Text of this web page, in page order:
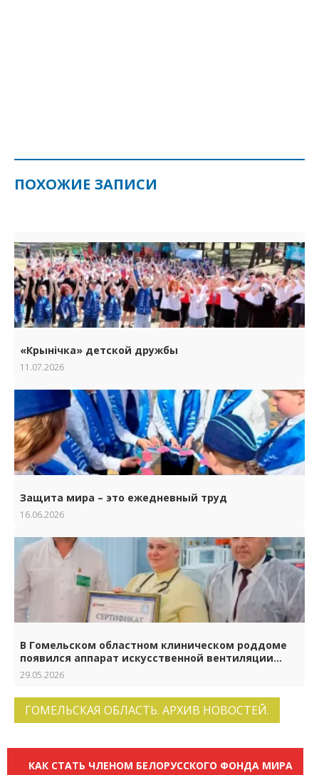
ПОХОЖИЕ ЗАПИСИ
«Крынічка» детской дружбы
11.07.2026
Защита мира – это ежедневный труд
16.06.2026
В Гомельском областном клиническом роддоме
появился аппарат искусственной вентиляции
лёгких нового поколения
29.05.2026
ГОМЕЛЬСКАЯ ОБЛАСТЬ. АРХИВ НОВОСТЕЙ.
КАК СТАТЬ ЧЛЕНОМ БЕЛОРУССКОГО ФОНДА МИРА